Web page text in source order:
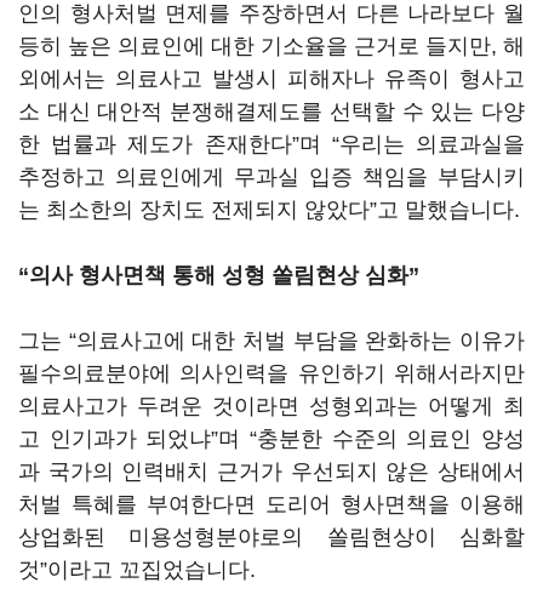
인의 형사처벌 면제를 주장하면서 다른 나라보다 월
등히 높은 의료인에 대한 기소율을 근거로 들지만, 해
외에서는 의료사고 발생시 피해자나 유족이 형사고
소 대신 대안적 분쟁해결제도를 선택할 수 있는 다양
한 법률과 제도가 존재한다”며 “우리는 의료과실을
추정하고 의료인에게 무과실 입증 책임을 부담시키
는 최소한의 장치도 전제되지 않았다”고 말했습니다.
“의사 형사면책 통해 성형 쏠림현상 심화”
그는 “의료사고에 대한 처벌 부담을 완화하는 이유가
필수의료분야에 의사인력을 유인하기 위해서라지만
의료사고가 두려운 것이라면 성형외과는 어떻게 최
고 인기과가 되었냐”며 “충분한 수준의 의료인 양성
과 국가의 인력배치 근거가 우선되지 않은 상태에서
처벌 특혜를 부여한다면 도리어 형사면책을 이용해
상업화된 미용성형분야로의 쏠림현상이 심화할
것”이라고 꼬집었습니다.